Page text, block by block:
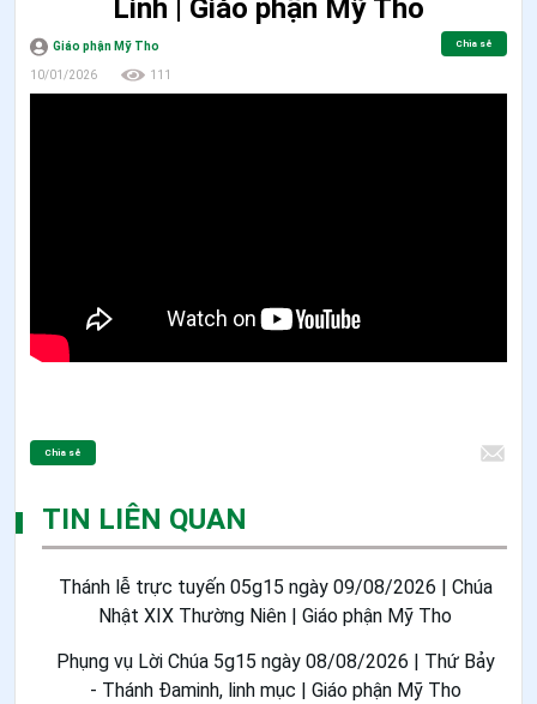
Linh | Giáo phận Mỹ Tho
Giáo phận Mỹ Tho
10/01/2026 111
Chia sẻ
Chia sẻ
TIN LIÊN QUAN
Thánh lễ trực tuyến 05g15 ngày 09/08/2026 | Chúa
Nhật XIX Thường Niên | Giáo phận Mỹ Tho
Phụng vụ Lời Chúa 5g15 ngày 08/08/2026 | Thứ Bảy
- Thánh Đaminh, linh mục | Giáo phận Mỹ Tho